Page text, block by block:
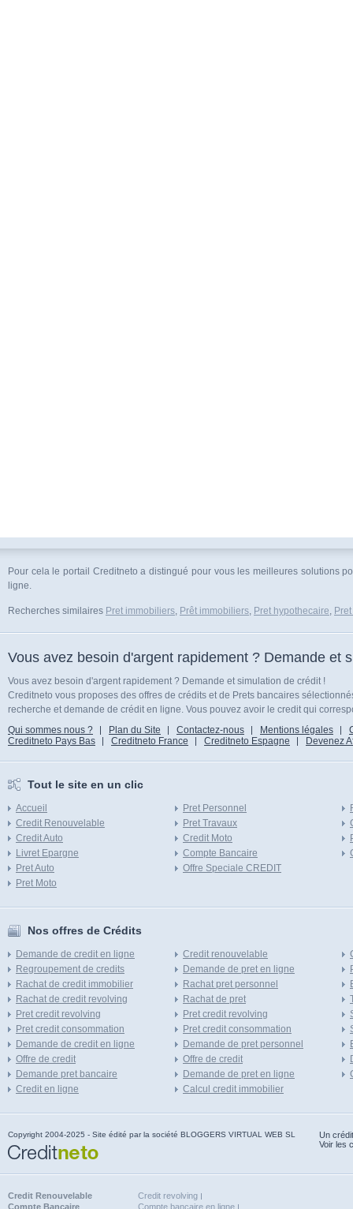
Pour cela le portail Creditneto a distingué pour vous les meilleures solutions
ligne.
Recherches similaires Pret immobiliers, Prêt immobiliers, Pret hypothecaire,
Vous avez besoin d'argent rapidement ? Demande et
Vous avez besoin d'argent rapidement ? Demande et simulation de crédit !
Creditneto vous proposes des offres de crédits et de Prets bancaires
recherche et demande de crédit en ligne. Vous pouvez avoir le credit qui
Qui sommes nous ?
Plan du Site Contactez-nous Mentions légales
Creditneto Pays Bas
Creditneto France Creditneto Espagne Devenez
Tout le site en un clic
Accueil
Credit Renouvelable
Credit Auto
Livret Epargne
Pret Auto
Pret Moto
Pret Personnel
Pret Travaux
Credit Moto
Compte Bancaire
Offre Speciale CREDIT
Nos offres de Crédits
Demande de credit en ligne
Regroupement de credits
Rachat de credit immobilier
Rachat de credit revolving
Pret credit revolving
Pret credit consommation
Demande de credit en ligne
Offre de credit
Demande pret bancaire
Credit en ligne
Credit renouvelable
Demande de pret en ligne
Rachat pret personnel
Rachat de pret
Pret credit revolving
Pret credit consommation
Demande de pret personnel
Offre de credit
Demande de pret en ligne
Calcul credit immobilier
Copyright 2004-2025 - Site édité par la société BLOGGERS VIRTUAL WEB SL
Un
Voir les
Credit Renouvelable
Credit revolving
Compte Bancaire
Compte bancaire en ligne